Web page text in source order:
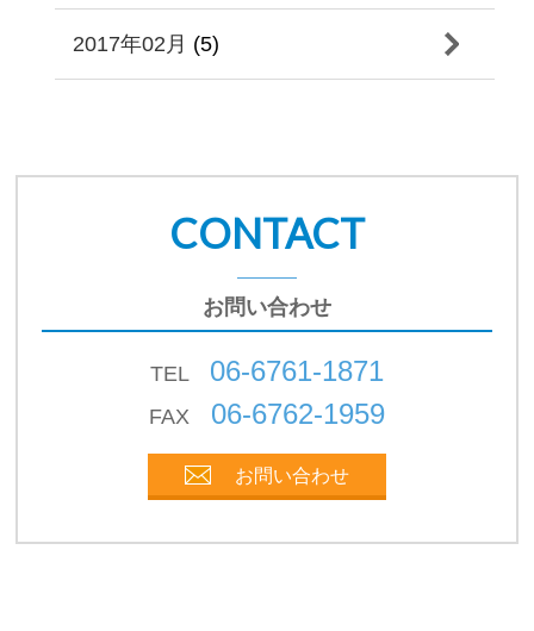
2017年02月 (5)
CONTACT
お問い合わせ
TEL 06-6761-1871
FAX 06-6762-1959
お問い合わせ